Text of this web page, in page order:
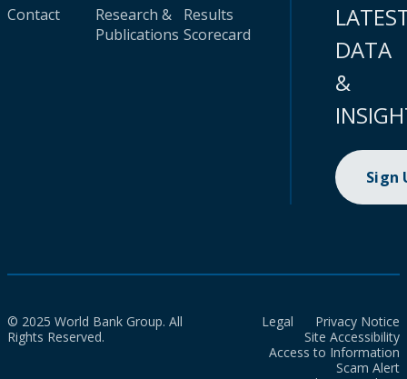
Contact
Research &
Publications
Results
Scorecard
DATA
&
Sign
© 2025 World Bank Group. All
Rights Reserved.
Legal
Privacy Notice
Site Accessibility
Access to Information
Scam Alert